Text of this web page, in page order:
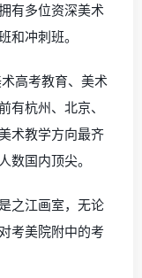
有多位资深美术
和冲刺班。
高考教育、美术
有杭州、北京、
术教学方向最齐
数国内顶尖。
之江画室，无论
考美院附中的考